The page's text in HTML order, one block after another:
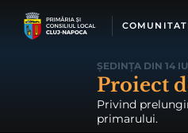
ȘEDINȚA DIN 14
Proiect
Privind
primarului.